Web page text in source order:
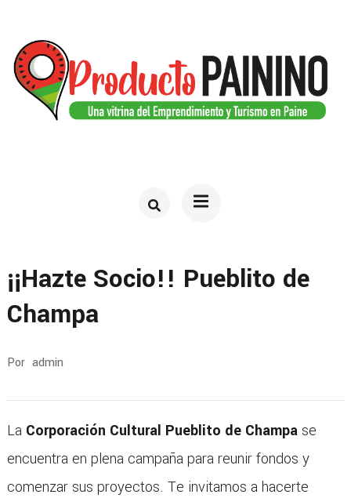
contenido
(presiona
¡¡Hazte Socio!! Pueblito de
Champa
Por admin
La Corporación Cultural Pueblito de Champase
encuentra en plena campaña para reunir fondos y
comenzar sus proyectos. Te invitamos a hacerte